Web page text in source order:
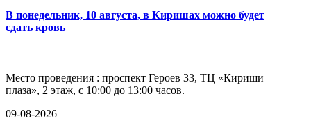
В понедельник, 10 августа, в Киришах можно будет
сдать кровь
Место проведения : проспект Героев 33, ТЦ «Кириши
плаза», 2 этаж, с 10:00 до 13:00 часов.
09-08-2026